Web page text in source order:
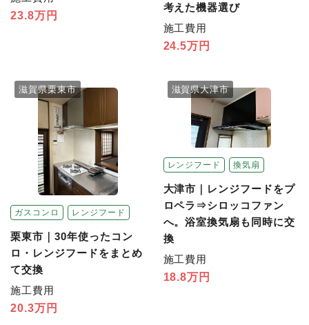
23.8万円
考えた機器選び
施工費用
24.5万円
ガスコンロ レンジフード
滋賀県栗東市
栗東市｜30年使ったコン
ロ・レンジフードをまとめ
て交換
施工費用
20.3万円
レンジフード 換気扇
滋賀県大津市
大津市｜レンジフードをプ
ロペラ⇒シロッコファン
へ。浴室換気扇も同時に交
換
施工費用
18.8万円